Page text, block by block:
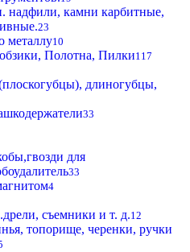
надфили, камни карбитные,
23
10
Полотна, Пилки117
длиногубцы,
33
для
33
4
съемники и т. д.12
топорище, черенки, ручки